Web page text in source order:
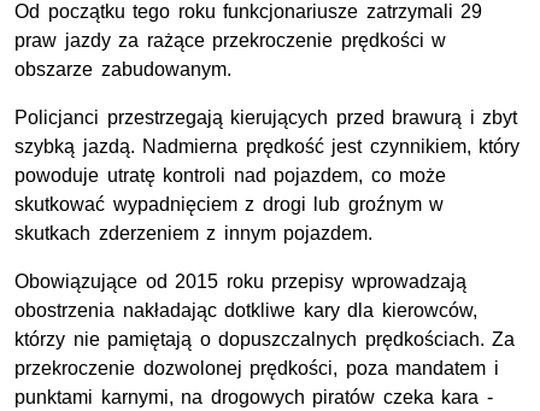
Od początku tego roku funkcjonariusze zatrzymali 29
praw jazdy za rażące przekroczenie prędkości w
obszarze zabudowanym.
Policjanci przestrzegają kierujących przed brawurą i zbyt
szybką jazdą. Nadmierna prędkość jest czynnikiem, który
powoduje utratę kontroli nad pojazdem, co może
skutkować wypadnięciem z drogi lub groźnym w
skutkach zderzeniem z innym pojazdem.
Obowiązujące od 2015 roku przepisy wprowadzają
obostrzenia nakładając dotkliwe kary dla kierowców,
którzy nie pamiętają o dopuszczalnych prędkościach. Za
przekroczenie dozwolonej prędkości, poza mandatem i
punktami karnymi, na drogowych piratów czeka kara -